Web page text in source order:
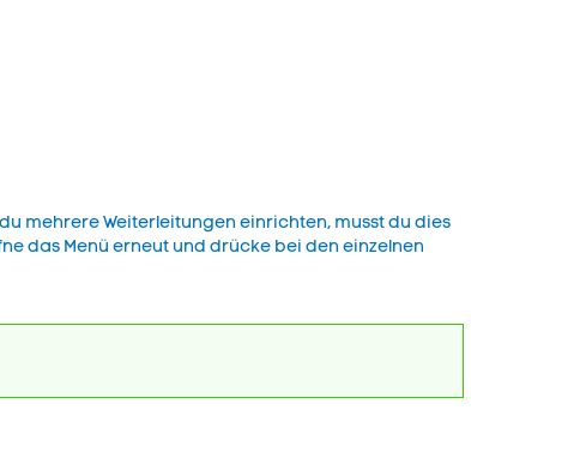
mehrere Weiterleitungen einrichten, musst du dies
das Menü erneut und drücke bei den einzelnen